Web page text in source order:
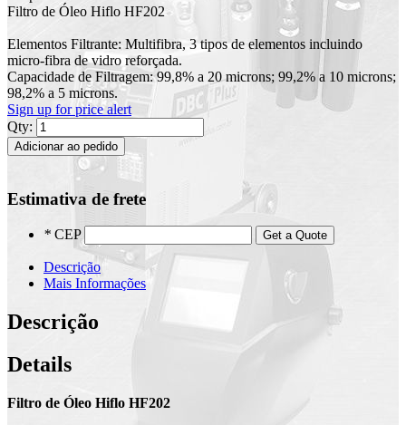
Filtro de Óleo Hiflo HF202
Elementos Filtrante: Multifibra, 3 tipos de elementos incluindo
micro-fibra de vidro reforçada.
Capacidade de Filtragem: 99,8% a 20 microns; 99,2% a 10 microns;
98,2% a 5 microns.
Sign up for price alert
Qty:
Adicionar ao pedido
Estimativa de frete
* CEP Get a Quote
Descrição
Mais Informações
Descrição
Details
Filtro de Óleo Hiflo HF202